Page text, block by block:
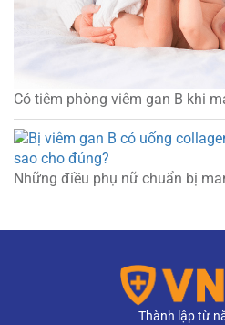
Có tiêm phòng viêm gan B khi
Những điều phụ nữ chuẩn bị
Thành lập từ